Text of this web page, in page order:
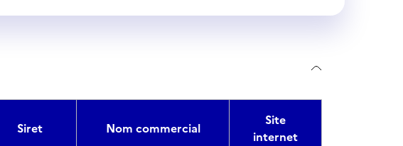
Siret Nom commercial
Site
internet